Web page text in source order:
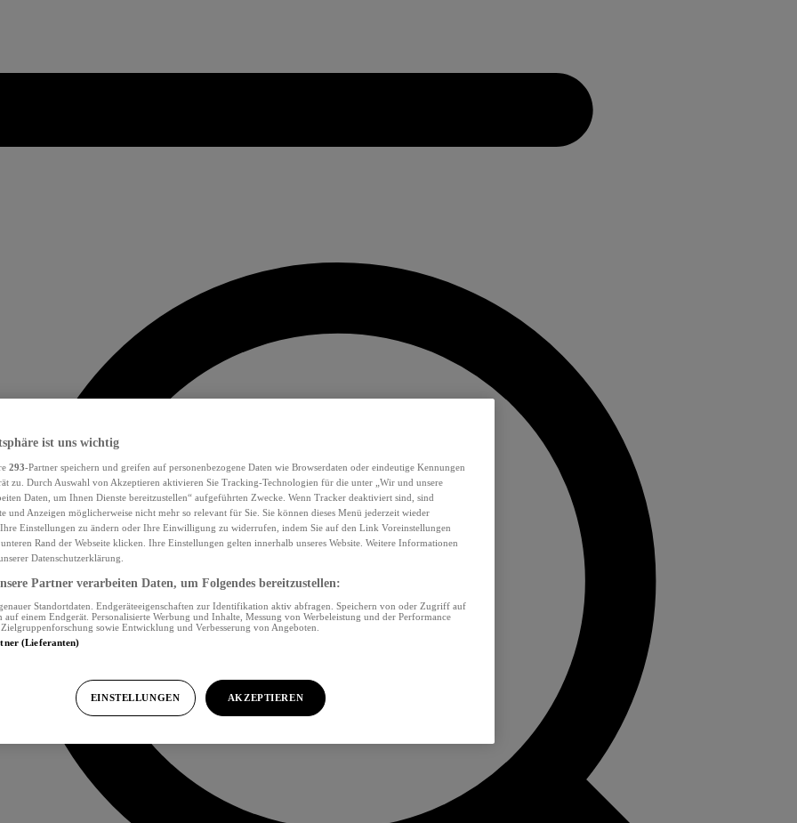
ist uns wichtig
293-Partner speichern und greifen auf personenbezogene Daten wie Browserdaten oder eindeutige Kennungen
zu. Durch Auswahl von Akzeptieren aktivieren Sie Tracking-Technologien für die unter „Wir und unsere
Daten, um Ihnen Dienste bereitzustellen“ aufgeführten Zwecke. Wenn Tracker deaktiviert sind, sind
und Anzeigen möglicherweise nicht mehr so relevant für Sie. Sie können dieses Menü jederzeit wieder
Einstellungen zu ändern oder Ihre Einwilligung zu widerrufen, indem Sie auf den Link Voreinstellungen
Rand der Webseite klicken. Ihre Einstellungen gelten innerhalb unseres Website. Weitere Informationen
Datenschutzerklärung.
Partner verarbeiten Daten, um Folgendes bereitzustellen:
Standortdaten. Endgeräteeigenschaften zur Identifikation aktiv abfragen. Speichern von oder Zugriff auf
einem Endgerät. Personalisierte Werbung und Inhalte, Messung von Werbeleistung und der Performance
sowie Entwicklung und Verbesserung von Angeboten.
(Lieferanten)
EINSTELLUNGEN AKZEPTIEREN